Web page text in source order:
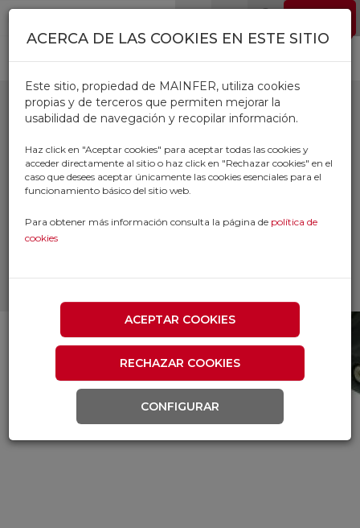
Pasar al contenido principal
APRIETATUERCAS
YAIM
SUMINISTRO INDUSTRIAL Y TALLER
APRIETATUERCAS YAIM
ACERCA DE LAS COOKIES EN ESTE SITIO
Este sitio, propiedad de MAINFER, utiliza cookies
propias y de terceros que permiten mejorar la
usabilidad de navegación y recopilar información.
Haz click en "Aceptar cookies" para aceptar todas las cookies y
acceder directamente al sitio o haz click en "Rechazar cookies" en el
caso que desees aceptar únicamente las cookies esenciales para el
funcionamiento básico del sitio web.
Para obtener más información consulta la página de política de
cookies
ACEPTAR COOKIES
RECHAZAR COOKIES
CONFIGURAR